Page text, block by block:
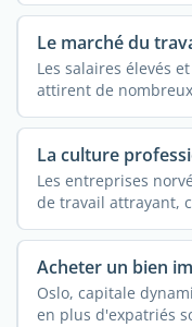
Le marché du
Les salaires élevés
attirent de
La culture
Les entreprises
de travail attrayant,
Acheter un bien
Oslo, capitale
en plus d'expatriés